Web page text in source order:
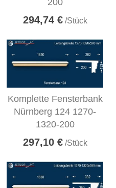
200
294,74 €/Stück
Komplette Fensterbank
Nürnberg 124 1270-
1320-200
297,10 €/Stück